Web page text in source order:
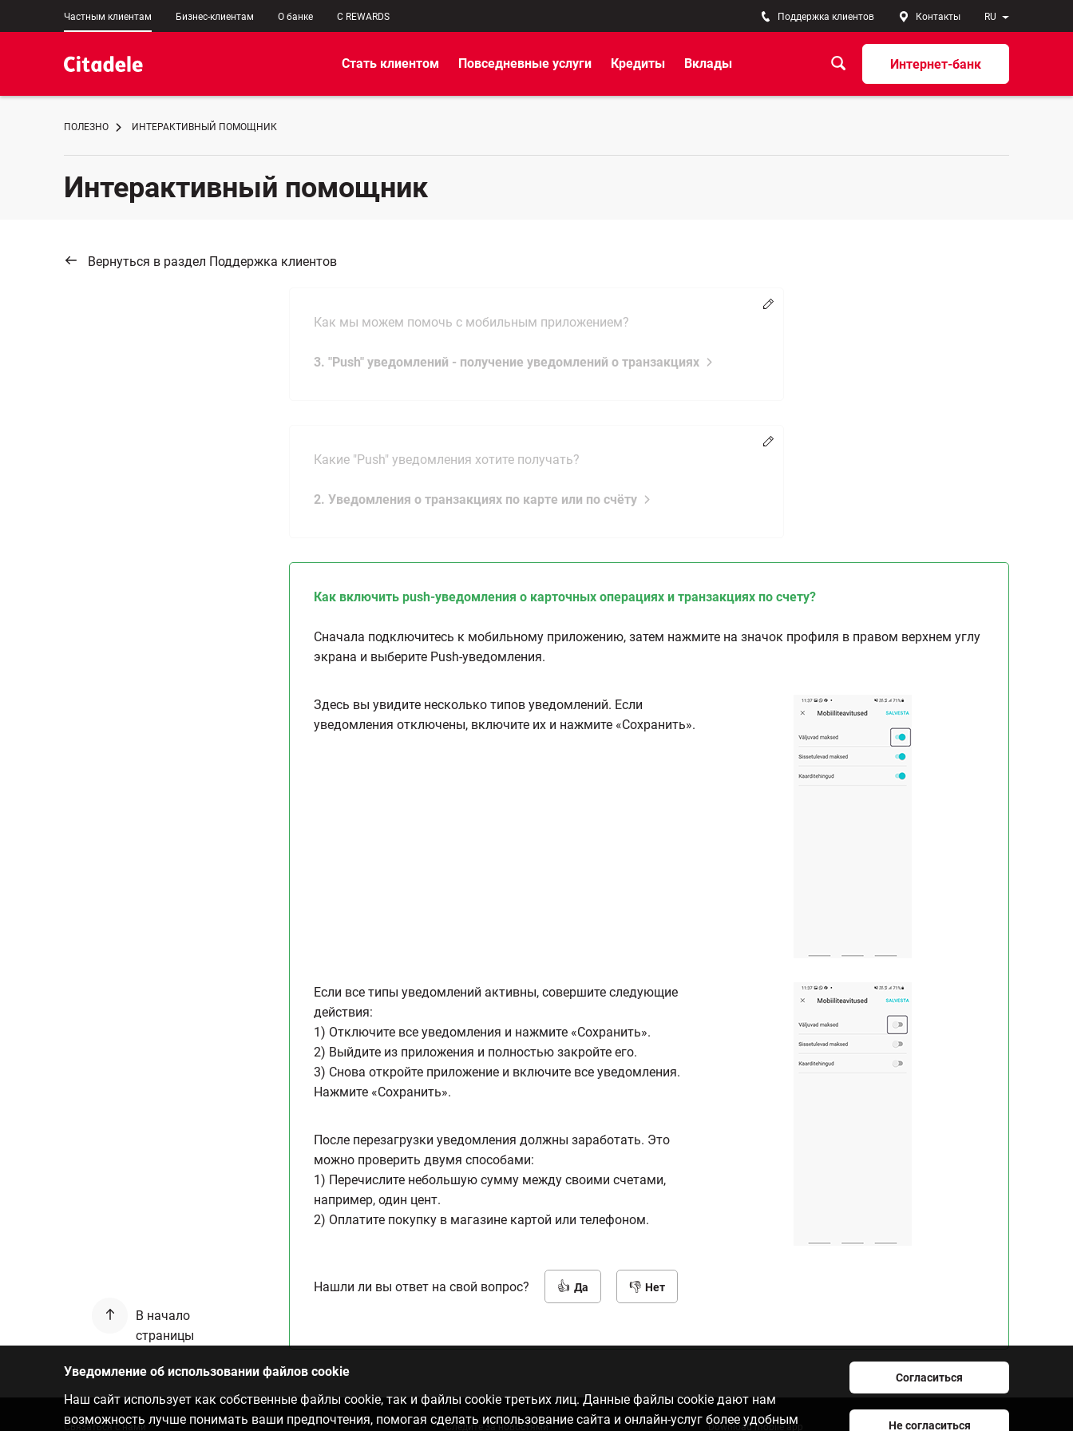
Частным клиентам Бизнес-клиентам О банке C REWARDS RU
Поддержка клиентов Контакты
Интернет-банк
Стать клиентом Повседневные услуги Кредиты Вклады
ПОЛЕЗНО ИНТЕРАКТИВНЫЙ ПОМОЩНИК
Интерактивный помощник
Вернуться в раздел Поддержка клиентов
Изменять
Как мы можем помочь с мобильным приложением?
3. "Push" уведомлений - получение уведомлений о транзакциях
Изменять
Какие "Push" уведомления хотите получать?
2. Уведомления о транзакциях по карте или по счёту
Как включить push-уведомления о карточных операциях и транзакциях по счету?
Сначала подключитесь к мобильному приложению, затем нажмите на значок профиля в правом верхнем углу
экрана и выберите Push-уведомления.
Здесь вы увидите несколько типов уведомлений. Если
уведомления отключены, включите их и нажмите «Сохранить».
Если все типы уведомлений активны, совершите следующие
действия:
1) Отключите все уведомления и нажмите «Сохранить».
2) Выйдите из приложения и полностью закройте его.
3) Снова откройте приложение и включите все уведомления.
Нажмите «Сохранить».
После перезагрузки уведомления должны заработать. Это
можно проверить двумя способами:
1) Перечислите небольшую сумму между своими счетами,
например, один цент.
2) Оплатите покупку в магазине картой или телефоном.
Нашли ли вы ответ на свой вопрос? Да Нет
В начало
страницы
Уведомление об использовании файлов cookie
Наш сайт использует как собственные файлы cookie, так и файлы cookie третьих лиц. Данные файлы cookie дают нам
возможность лучше понимать ваши предпочтения, помогая сделать использование сайта и онлайн-услуг более удобным
Согласиться
Не согласиться
Связаться с нами Следите за новостями Download mobile app